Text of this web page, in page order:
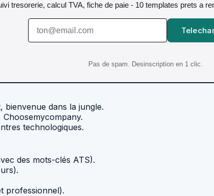
tresorerie, calcul TVA, fiche de paie - 10 templates prets a
Pas de spam. Desinscription en 1 clic.
bienvenue dans la jungle.
technologiques.
des mots-clés ATS).
professionnel).